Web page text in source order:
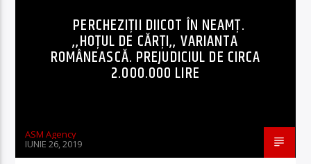
PERCHEZIȚII DIICOT ÎN NEAMȚ.
,,HOȚUL DE CĂRȚI,, VARIANTA
ROMÂNEASCĂ. PREJUDICIUL DE CIRCA
2.000.000 LIRE
ASM Agency
IUNIE 26, 2019